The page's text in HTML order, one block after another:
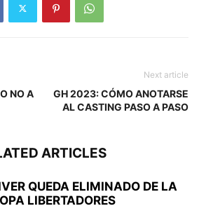
NO A
Next article
GH 2023: CÓMO ANOTARSE
AL CASTING PASO A PASO
ARTICLES
QUEDA ELIMINADO DE LA
LIBERTADORES